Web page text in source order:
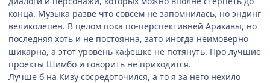
конца. Музыка разве что совсем не запомнилась, но эндинг
великолепен. В целом пока по-перспективней Аракавы, но
последняя хоть и не постоянна, зато иногда неимоверно
шикарна, а этот уровень кафешке не потянуть. Про лучшие
проекты Шимбо и говорить не приходится.
Лучше б на Кизу сосредоточился, а то я за него нехило